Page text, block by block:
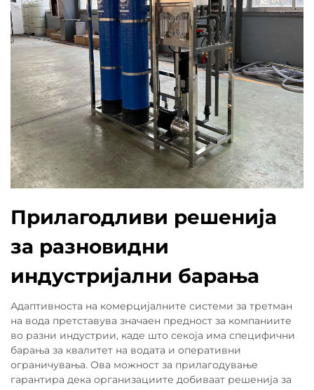
Прилагодливи решенија
за разновидни
индустријални барања
Адаптивноста на комерцијалните системи за третман
на вода претставува значаен предност за компаниите
во разни индустрии, каде што секоја има специфични
барања за квалитет на водата и оперативни
ограничувања. Ова можност за прилагодување
гарантира дека организациите добиваат решенија за